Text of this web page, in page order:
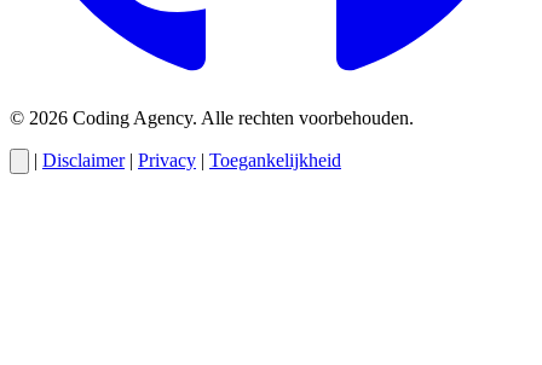
© 2026 Coding Agency. Alle rechten voorbehouden.
| Disclaimer | Privacy | Toegankelijkheid